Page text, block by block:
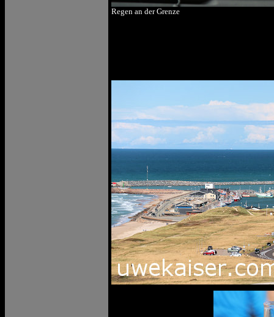
Regen an der Grenze